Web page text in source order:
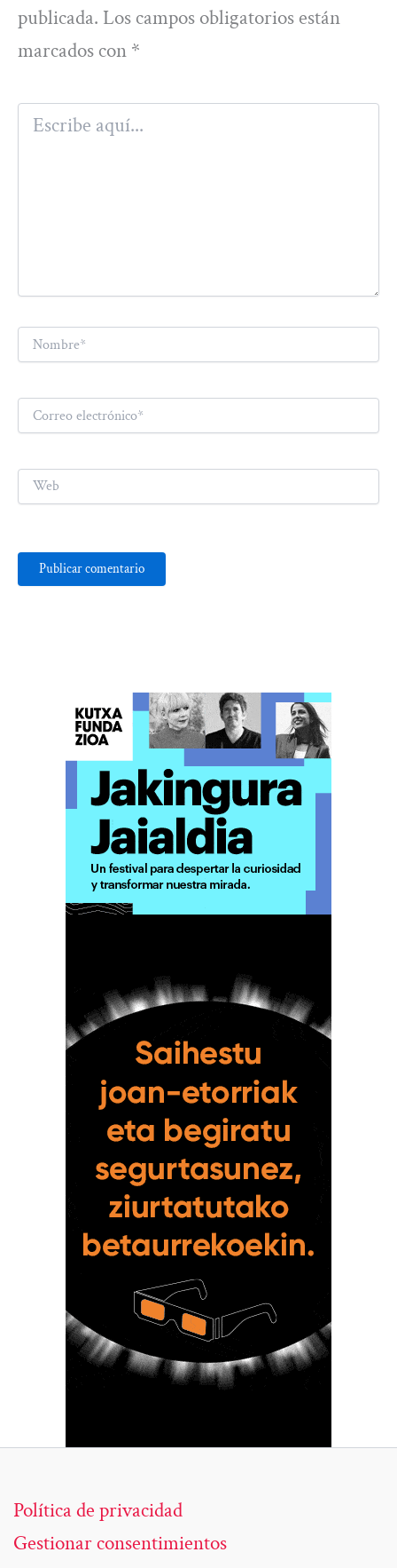
publicada. Los campos obligatorios están
marcados con *
Escribe
aquí...
Nombre*
Correo
electrónico*
Web
Política de privacidad
Gestionar consentimientos